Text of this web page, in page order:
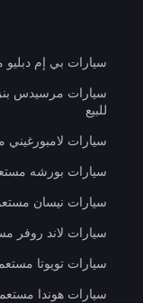
سيارات بي إم دبليو
سيارات مرسيدس
للبيع
سيارات لامبورغيني
سيارات بورشه
سيارات نيسان
سيارات لاند روفر
سيارات تويوتا
سيارات هوندا